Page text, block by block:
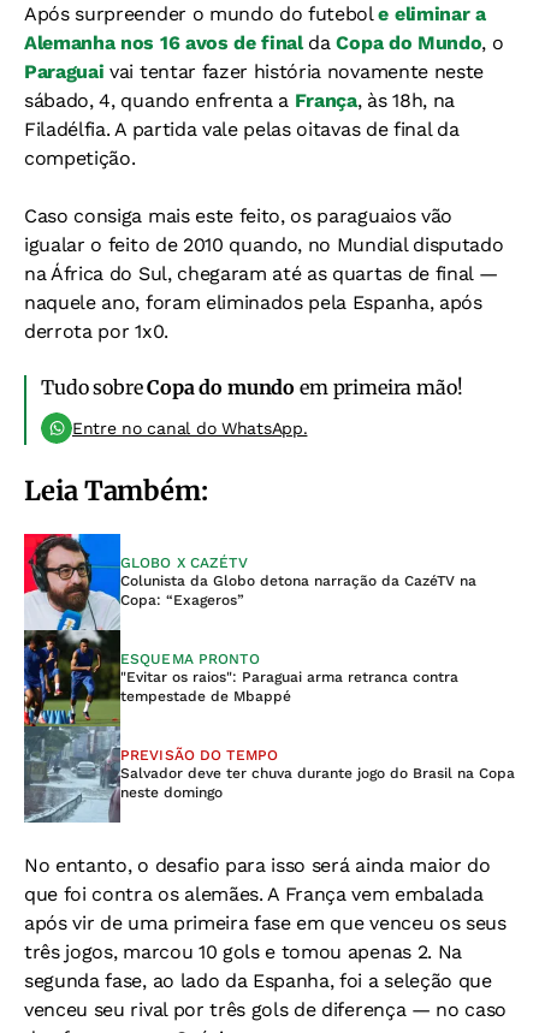
Após surpreender o mundo do futebole eliminar a
Alemanha nos 16 avos de finaldaCopa do Mundo, o
Paraguai vai tentar fazer história novamente neste
sábado, 4, quando enfrenta a França, às 18h, na
Filadélfia. A partida vale pelas oitavas de final da
competição.
Caso consiga mais este feito, os paraguaios vão
igualar o feito de 2010 quando, no Mundial disputado
na África do Sul, chegaram até as quartas de final —
naquele ano, foram eliminados pela Espanha, após
derrota por 1x0.
Tudo sobreCopa do mundo em primeira mão!
Entre no canal do WhatsApp.
Leia Também:
GLOBO X CAZÉTV
Colunista da Globo detona narração da CazéTV na
Copa: “Exageros”
ESQUEMA PRONTO
"Evitar os raios": Paraguai arma retranca contra
tempestade de Mbappé
PREVISÃO DO TEMPO
Salvador deve ter chuva durante jogo do Brasil na Copa
neste domingo
No entanto, o desafio para isso será ainda maior do
que foi contra os alemães. A França vem embalada
após vir de uma primeira fase em que venceu os seus
três jogos, marcou 10 gols e tomou apenas 2. Na
segunda fase, ao lado da Espanha, foi a seleção que
venceu seu rival por três gols de diferença — no caso